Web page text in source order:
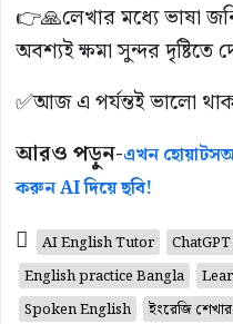
👉🙏লেখার মধ্যে ভাষা
অবশ্যই ক্ষমা সুন্দর দৃষ্টিতে
✅আজ এ পর্যন্তই ভালো
আরও পড়ুন-এখন
করুন AI দিয়ে ছবি!
AI English Tutor
English practice Bangla
Spoken English
ইংরেজি